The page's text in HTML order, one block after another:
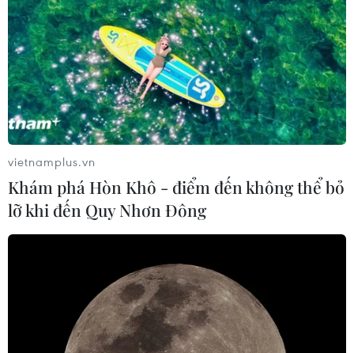
TIN CÙNG CHUYÊN MỤC
Bế mạc Hội thi lực lượng tham gia
vietnamplus.vn
Khám phá Hòn Khô - điểm đến không thể bỏ
lỡ khi đến Quy Nhơn Đông